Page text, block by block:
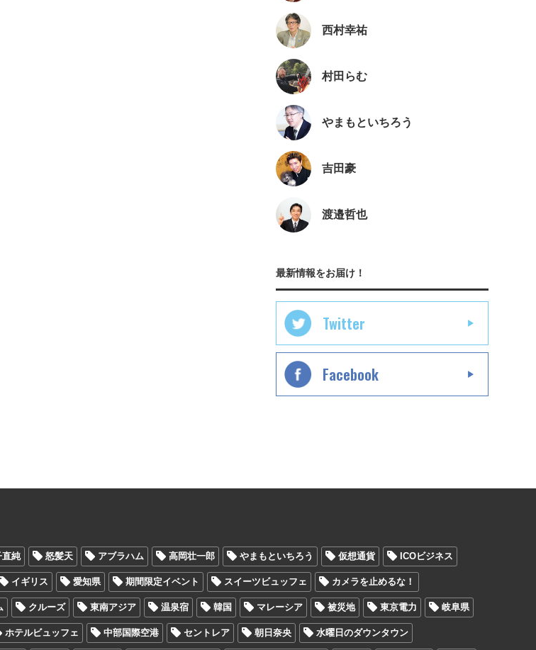
西村幸祐
村田らむ
やまもといちろう
吉田豪
渡邉哲也
最新情報をお届け！
Twitter
Facebook
直純 怒髪天 アブラハム 高岡壮一郎 やまもといちろう 仮想通貨 ICOビジネス
イギリス 愛知県 期間限定イベント スイーツビュッフェ カメラを止めるな！
クルーズ 東南アジア 温泉宿 韓国 マレーシア 被災地 東京電力 岐阜県
ホテルビュッフェ 中部国際空港 セントレア 朝日奈央 水曜日のダウンタウン